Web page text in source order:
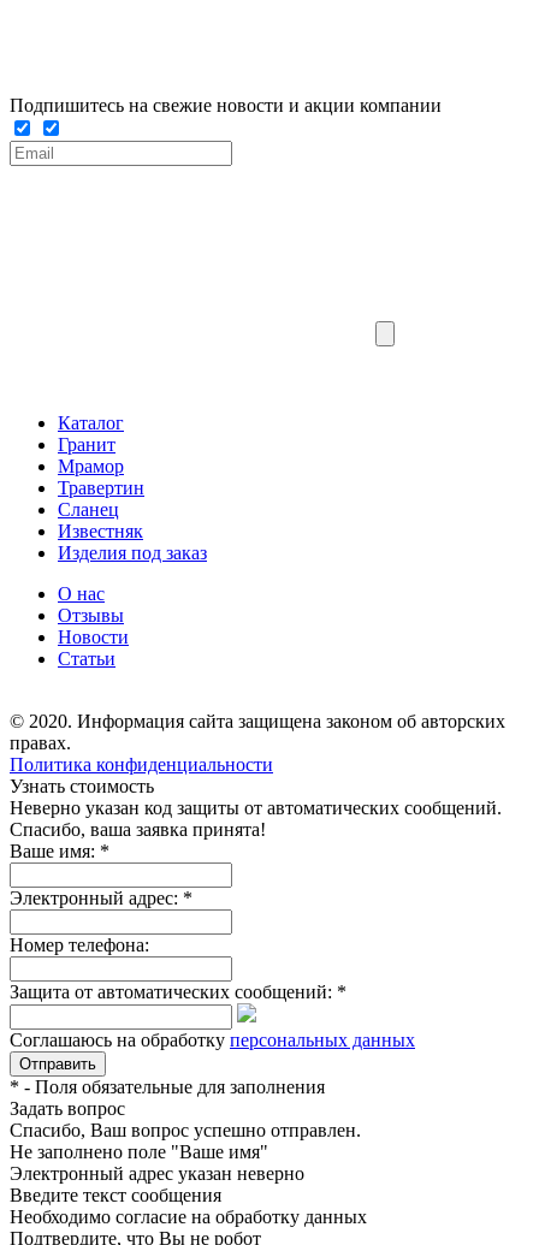
Подпишитесь на свежие новости и акции компании
Каталог
Гранит
Мрамор
Травертин
Сланец
Известняк
Изделия под заказ
О нас
Отзывы
Новости
Статьи
© 2020. Информация сайта защищена законом об авторских
правах.
Политика конфиденциальности
Узнать стоимость
Неверно указан код защиты от автоматических сообщений.
Спасибо, ваша заявка принята!
Ваше имя: *
Электронный адрес: *
Номер телефона:
Защита от автоматических сообщений: *
Соглашаюсь на обработку персональных данных
* - Поля обязательные для заполнения
Задать вопрос
Спасибо, Ваш вопрос успешно отправлен.
Не заполнено поле "Ваше имя"
Электронный адрес указан неверно
Введите текст сообщения
Необходимо согласие на обработку данных
Подтвердите, что Вы не робот